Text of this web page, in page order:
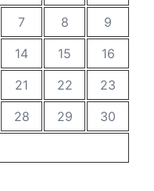
7 8
9
14 15
16
21 22
23
28 29
30